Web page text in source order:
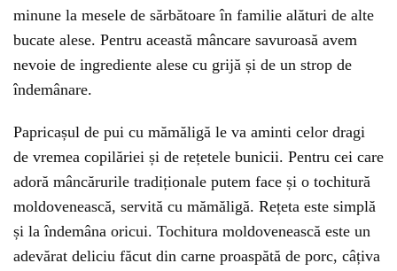
minune la mesele de sărbătoare în familie alături de alte
bucate alese. Pentru această mâncare savuroasă avem
nevoie de ingrediente alese cu grijă și de un strop de
îndemânare.
Papricașul de pui cu mămăligă le va aminti celor dragi
de vremea copilăriei și de rețetele bunicii. Pentru cei care
adoră mâncărurile tradiționale putem face și o tochitură
moldovenească, servită cu mămăligă. Rețeta este simplă
și la îndemâna oricui. Tochitura moldovenească este un
adevărat deliciu făcut din carne proaspătă de porc, câțiva